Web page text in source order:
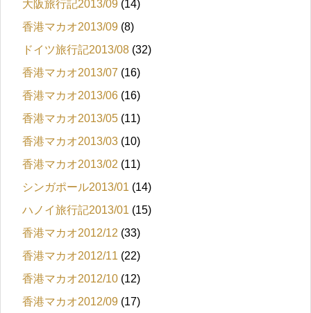
大阪旅行記2013/09 (14)
香港マカオ2013/09 (8)
ドイツ旅行記2013/08 (32)
香港マカオ2013/07 (16)
香港マカオ2013/06 (16)
香港マカオ2013/05 (11)
香港マカオ2013/03 (10)
香港マカオ2013/02 (11)
シンガポール2013/01 (14)
ハノイ旅行記2013/01 (15)
香港マカオ2012/12 (33)
香港マカオ2012/11 (22)
香港マカオ2012/10 (12)
香港マカオ2012/09 (17)